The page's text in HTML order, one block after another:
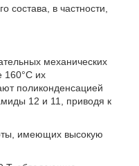
состава, в частности,
механических
160°С их
поликонденсацией
12 и 11, приводя к
имеющих высокую